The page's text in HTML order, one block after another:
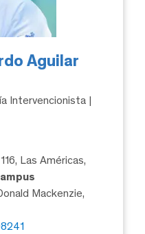
Aguilar
Intervencionista |
Las Américas,
Mackenzie,